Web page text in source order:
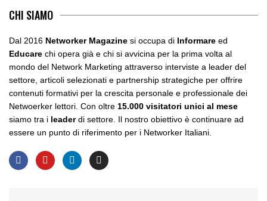
CHI SIAMO
Dal 2016 Networker Magazine si occupa di Informare ed
Educare chi opera già e chi si avvicina per la prima volta al
mondo del Network Marketing attraverso interviste a leader del
settore, articoli selezionati e partnership strategiche per offrire
contenuti formativi per la crescita personale e professionale dei
Netwoerker lettori. Con oltre 15.000 visitatori unici al mese
siamo tra i leaderdi settore. Il nostro obiettivo è continuare ad
essere un punto di riferimento per i Networker Italiani.